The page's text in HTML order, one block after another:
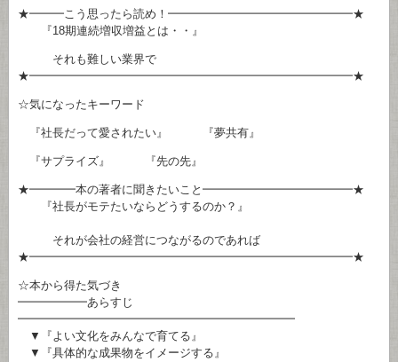
★━━━こう思ったら読め！━━━━━━━━━━━━━━━━★
『18期連続増収増益とは・・』
それも難しい業界で
★━━━━━━━━━━━━━━━━━━━━━━━━━━━━★
☆気になったキーワード
『社長だって愛されたい』 『夢共有』
『サプライズ』 『先の先』
★━━━━本の著者に聞きたいこと━━━━━━━━━━━━━★
『社長がモテたいならどうするのか？』
それが会社の経営につながるのであれば
★━━━━━━━━━━━━━━━━━━━━━━━━━━━━★
☆本から得た気づき
━━━━━━あらすじ
━━━━━━━━━━━━━━━━━━━━━━━━
▼『よい文化をみんなで育てる』
▼『具体的な成果物をイメージする』